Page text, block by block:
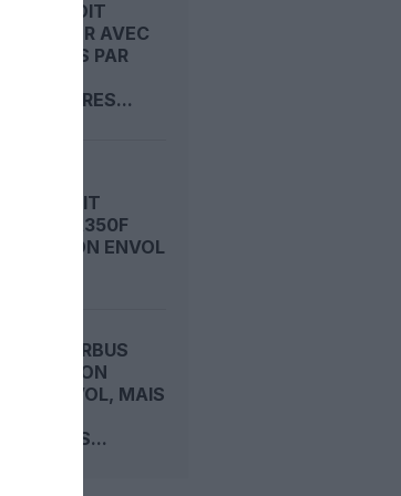
AIRBUS DOIT
ACCÉLÉRER AVEC
90 AVIONS PAR
NÉCESSAIRES...
AIRBUS FAIT
VIBRER L’A350F
AVANT SON ENVOL
A350F : AIRBUS
DÉCALE SON
PREMIER VOL, MAIS
TOUJOURS...